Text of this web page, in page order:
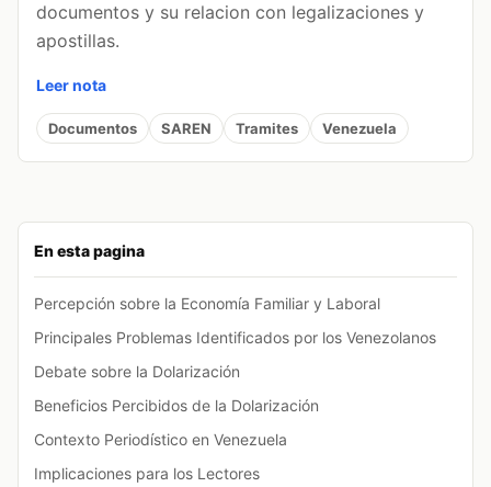
En esta pagina
Percepción sobre la Economía Familiar y Laboral
Principales Problemas Identificados por los Venezolanos
Debate sobre la Dolarización
Beneficios Percibidos de la Dolarización
Contexto Periodístico en Venezuela
Implicaciones para los Lectores
documentos y su relacion con legalizaciones y
apostillas.
Leer nota
Documentos SAREN Tramites Venezuela